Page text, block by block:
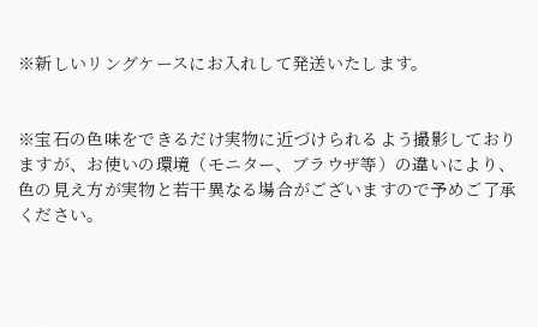
※新しいリングケースにお入れして発送いたします。
※宝石の色味をできるだけ実物に近づけられるよう撮影しており
ますが、お使いの環境（モニター、ブラウザ等）の違いにより、
色の見え方が実物と若干異なる場合がございますので予めご了承
ください。